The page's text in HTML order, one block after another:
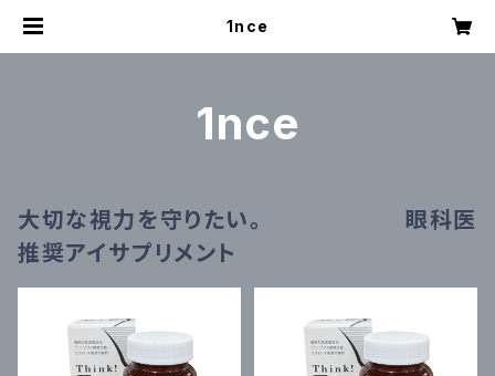
1nce
1nce
大切な視力を守りたい。 眼科医
推奨アイサプリメント